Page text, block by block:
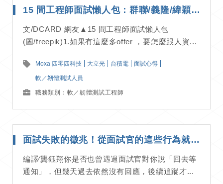
15 間工程師面試懶人包：群聯/義隆/緯穎/大立光/群創/台積電等精華整理｜面試經驗分享
文/DCARD 網友▲15 間工程師面試懶人包
(圖/freepik)1.如果有這麼多offer ，要怎麼跟人資...
Moxa 四零四科技 大立光 台積電 面試心得
軟／韌體測試人員
職務類別：軟／韌體測試工程師
面試失敗的徵兆！從面試官的這些行為就能看出他們對你無感｜ 應徵技巧分享
編譯∕龔鈺翔你是否也曾遇過面試官對你說「回去等
通知」，但幾天過去依然沒有回應，後續追蹤才...